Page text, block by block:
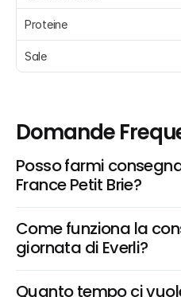
Proteine
Sale
Domande
Posso farmi
France Petit Brie?
Come funziona la
giornata di Everli?
Quanto tempo ci